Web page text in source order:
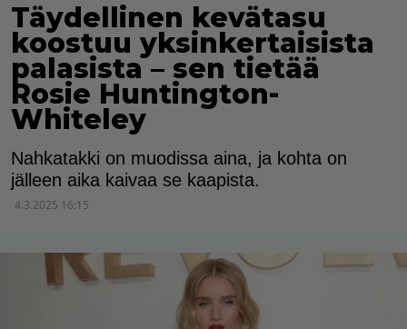
Täydellinen kevätasu
koostuu yksinkertaisista
palasista – sen tietää
Rosie Huntington-
Whiteley
Nahkatakki on muodissa aina, ja kohta on
jälleen aika kaivaa se kaapista.
4.3.2025 16:15